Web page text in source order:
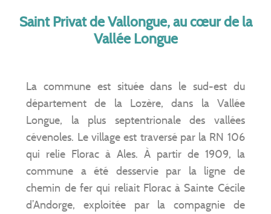
Saint Privat de Vallongue, au cœur de la
Vallée Longue
La commune est située dans le sud-est du
département de la Lozère, dans la Vallée
Longue, la plus septentrionale des vallées
cévenoles. Le village est traversé par la RN 106
qui relie Florac à Ales. À partir de 1909, la
commune a été desservie par la ligne de
chemin de fer qui reliait Florac à Sainte Cécile
d’Andorge, exploitée par la compagnie de